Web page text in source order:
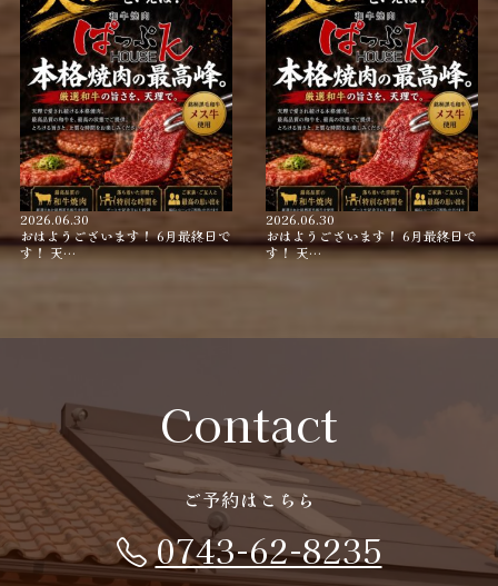
2026.06.30
おはようございます！ 6月最終日で
す！ 天…
2026.06.30
おはようございます！ 6月最終日で
す！ 天…
Contact
ご予約はこちら
0743-62-8235